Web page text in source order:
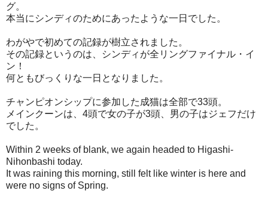
グ。
本当にシンディのためにあったような一日でした。
わがやで初めての記録が樹立されました。
その記録というのは、シンディが全リングファイナル・イ
ン！
何ともびっくりな一日となりました。
チャンピオンシップに参加した成猫は全部で33頭。
メインクーンは、4頭で女の子が3頭、男の子はジェフだけ
でした。
Within 2 weeks of blank, we again headed to Higashi-
Nihonbashi today.
It was raining this morning, still felt like winter is here and
were no signs of Spring.